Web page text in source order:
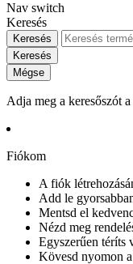
Nav switch
Keresés
Keresés
Keresés
Mégse
Adja meg a keresőszót
Fiókom
A fiók
Add le
Mentsd el
Nézd meg
Egyszerűen téríts
Kövesd nyomon